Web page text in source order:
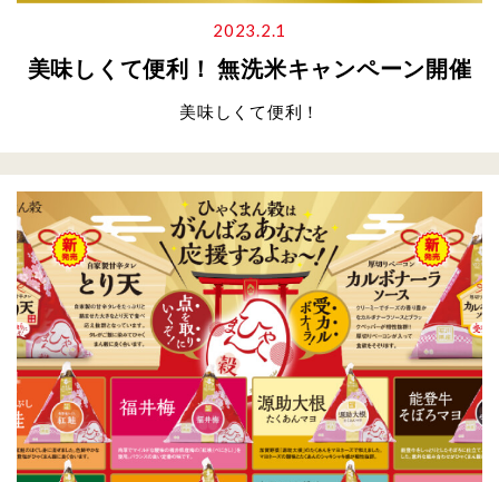
2023.2.1
美味しくて便利！ 無洗米キャンペーン開催
美味しくて便利！